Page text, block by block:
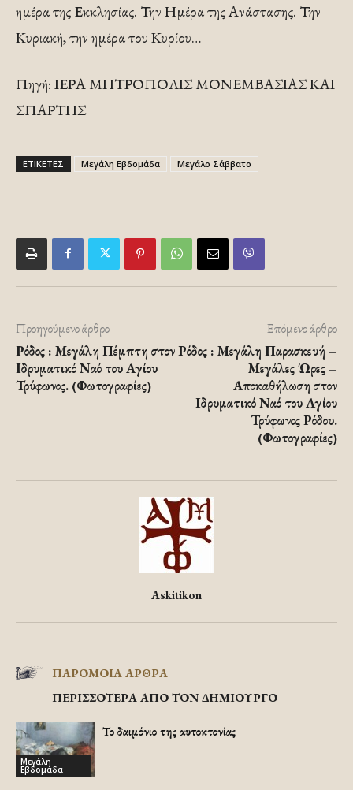
ημέρα της Εκκλησίας. Την Ημέρα της Ανάστασης. Την
Κυριακή, την ημέρα του Κυρίου…
Πηγή: ΙΕΡΑ ΜΗΤΡΟΠΟΛΙΣ ΜΟΝΕΜΒΑΣΙΑΣ ΚΑΙ
ΣΠΑΡΤΗΣ
ΕΤΙΚΕΤΕΣ Μεγάλη Εβδομάδα Μεγάλο Σάββατο
Προηγούμενο άρθρο
Ρόδος : Μεγάλη Πέμπτη στον
Ιδρυματικό Ναό του Αγίου
Τρύφωνος. (Φωτογραφίες)
Επόμενο άρθρο
Ρόδος : Μεγάλη Παρασκευή –
Μεγάλες Ώρες –
Αποκαθήλωση στον
Ιδρυματικό Ναό του Αγίου
Τρύφωνος Ρόδου.
(Φωτογραφίες)
Askitikon
ΠΑΡΟΜΟΙΑ ΑΡΘΡΑ
ΠΕΡΙΣΣΟΤΕΡΑ ΑΠΟ ΤΟΝ ΔΗΜΙΟΥΡΓΟ
Μεγάλη
Εβδομάδα
Το δαιμόνιο της αυτοκτονίας